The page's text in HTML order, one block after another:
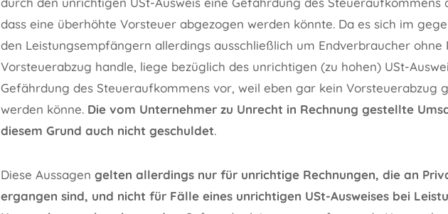
dass eine überhöhte Vorsteuer abgezogen werden könnte. Da es sich im
den Leistungsempfängern allerdings ausschließlich um Endverbraucher ohne
Vorsteuerabzug handle, liege bezüglich des unrichtigen (zu hohen) USt-
Gefährdung des Steueraufkommens vor, weil eben gar kein Vorsteuerabzug
werden könne. Die vom Unternehmer zu Unrecht in Rechnung gestellte
diesem Grund auch nicht geschuldet.
Diese Aussagen gelten allerdings nur für unrichtige Rechnungen, die an
ergangen sind, und nicht für Fälle eines unrichtigen USt-Ausweises bei